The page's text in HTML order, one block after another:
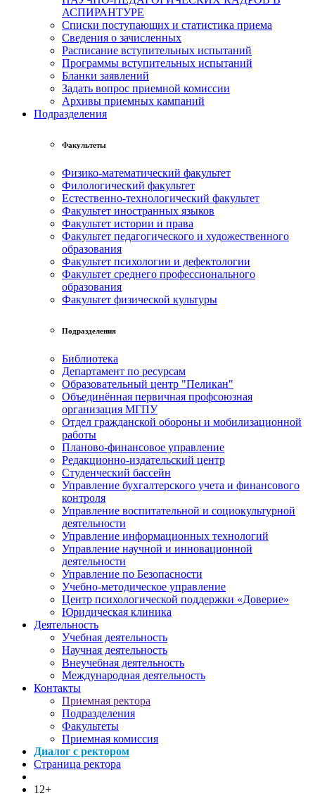
АСПИРАНТУРЕ
Списки поступающих и статистика приема
Сведения о зачисленных
Расписание вступительных испытаний
Программы вступительных испытаний
Бланки заявлений
Задать вопрос приемной комиссии
Архивы приемных кампаний
Подразделения
Факультеты
Физико-математический факультет
Филологический факультет
Естественно-технологический факультет
Факультет иностранных языков
Факультет истории и права
Факультет педагогического и художественного
образования
Факультет психологии и дефектологии
Факультет среднего профессионального
образования
Факультет физической культуры
Подразделения
Библиотека
Департамент по ресурсам
Образовательный центр "Пеликан"
Объединённая первичная профсоюзная
организация МГПУ
Отдел гражданской обороны и мобилизационной
работы
Планово-финансовое управление
Редакционно-издательский центр
Студенческий бассейн
Управление бухгалтерского учета и финансового
контроля
Управление воспитательной и социокультурной
деятельности
Управление информационных технологий
Управление научной и инновационной
деятельности
Управление по Безопасности
Учебно-методическое управление
Центр психологической поддержки «Доверие»
Юридическая клиника
Деятельность
Учебная деятельность
Научная деятельность
Внеучебная деятельность
Международная деятельность
Контакты
Приемная ректора
Подразделения
Факультеты
Приемная комиссия
Диалог с ректором
Страница ректора
12+